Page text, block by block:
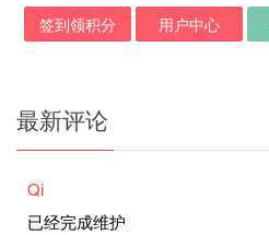
签到领积分 用户中心
最新评论
Qi
已经完成维护